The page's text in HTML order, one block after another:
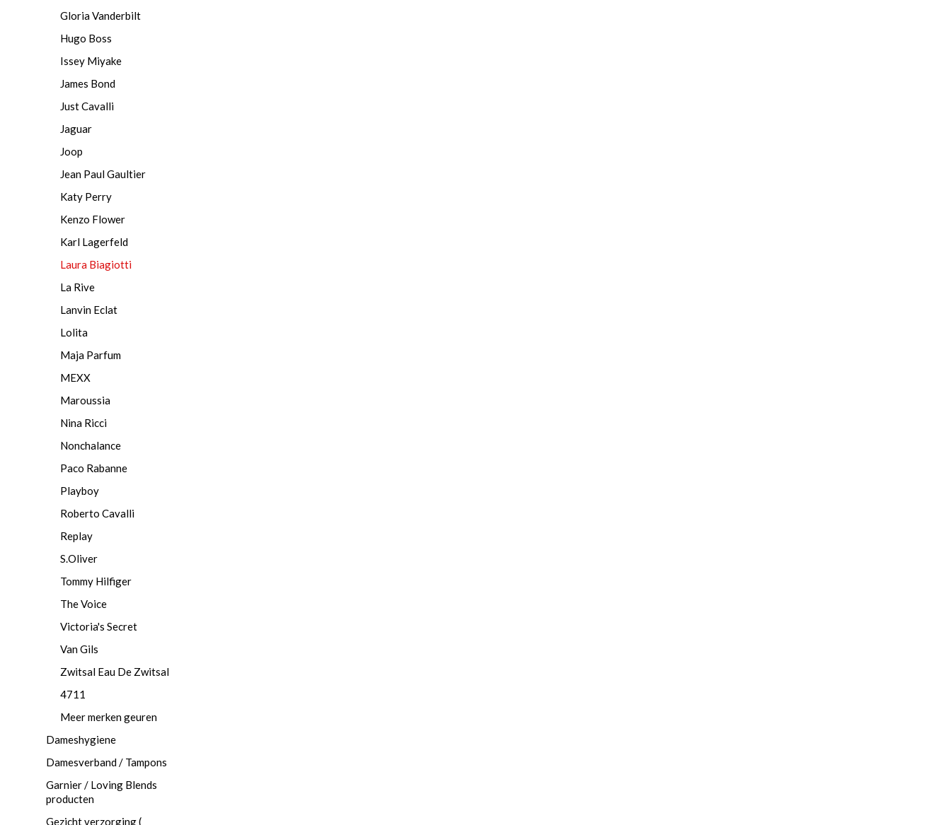
Gloria Vanderbilt
Hugo Boss
Issey Miyake
James Bond
Just Cavalli
Jaguar
Joop
Jean Paul Gaultier
Katy Perry
Kenzo Flower
Karl Lagerfeld
Laura Biagiotti
La Rive
Lanvin Eclat
Lolita
Maja Parfum
MEXX
Maroussia
Nina Ricci
Nonchalance
Paco Rabanne
Playboy
Roberto Cavalli
Replay
S.Oliver
Tommy Hilfiger
The Voice
Victoria's Secret
Van Gils
Zwitsal Eau De Zwitsal
4711
Meer merken geuren
Dameshygiene
Damesverband / Tampons
Garnier / Loving Blends
producten
Gezicht verzorging (